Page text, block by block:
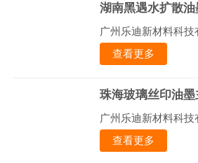
湖南黑遇水扩散油
广州乐迪新材料科技
查看更多
珠海玻璃丝印油墨
广州乐迪新材料科技
查看更多